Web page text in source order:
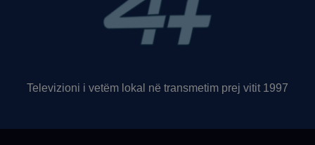
Televizioni i vetëm lokal në transmetim prej vitit 1997